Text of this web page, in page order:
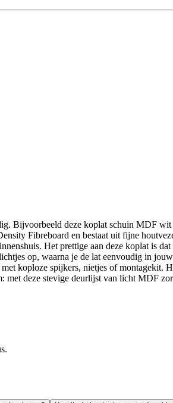
Bijvoorbeeld deze koplat schuin MDF
Fibreboard en bestaat uit fijne
Het prettige aan deze koplat is
op, waarna je de lat eenvoudig in
koploze spijkers, nietjes of
deze stevige deurlijst van licht MDF